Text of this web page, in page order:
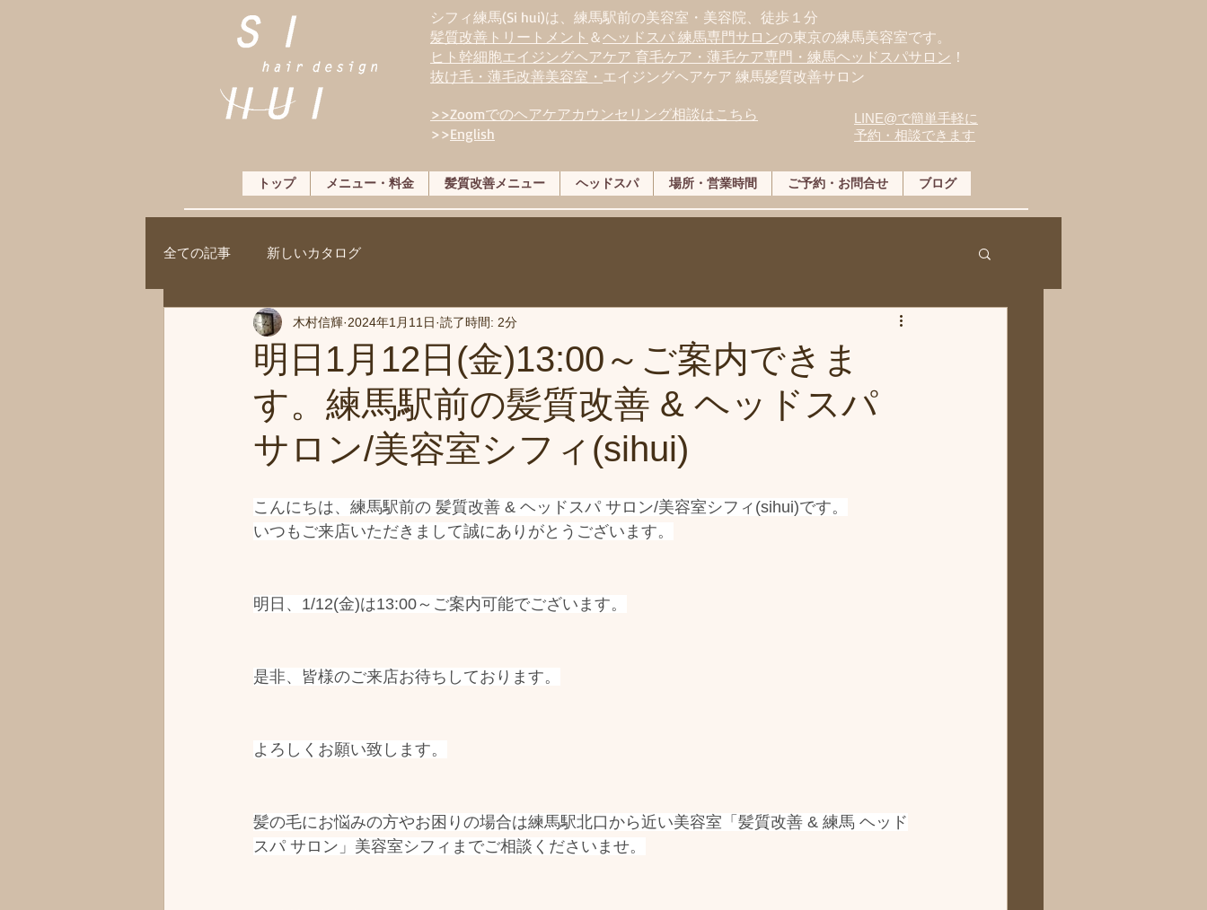
シフィ練馬(Si hui)は、 練馬駅前の美容室・美容院、徒歩１分
髪質改善トリートメント ＆ヘッドスパ 練馬専門サロンの東京の練馬美容室です。
ヒト幹細胞エイジングヘアケア 育毛ケア・薄毛ケア専門・練馬ヘッドスパサロン ！
抜け毛・薄毛改善美容室・ エイジングヘアケア 練馬髪質改善サロン
>>Zoomでのヘアケアカウンセリング相談はこちら
>>English
LINE@で簡単手軽に
予約・相談できます
トップ メニュー・料金 髪質改善メニュー ヘッドスパ 場所・営業時間 ご予約・お問合せ ブログ
全ての記事 新しいカタログ
明日1月12日(金)13:00～ご案内できま
す。練馬駅前の髪質改善 & ヘッドスパ
サロン/美容室シフィ(sihui)
木村信輝 2024年1月11日 読了時間: 2分
こんにちは、練馬駅前の 髪質改善 & ヘッドスパ サロン/美容室シフィ(sihui)です。
いつもご来店いただきまして誠にありがとうございます。
明日、1/12(金)は13:00～ご案内可能でございます。
是非、皆様のご来店お待ちしております。
よろしくお願い致します。
髪の毛にお悩みの方やお困りの場合は練馬駅北口から近い美容室「髪質改善 & 練馬 ヘッド
スパ サロン」美容室シフィまでご相談くださいませ。